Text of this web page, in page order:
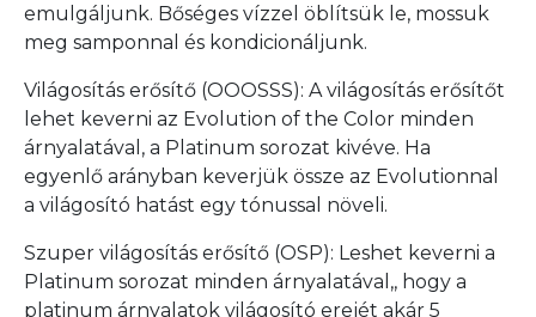
emulgáljunk. Bőséges vízzel öblítsük le, mossuk
meg samponnal és kondicionáljunk.
Világosítás erősítő (OOOSSS): A világosítás erősítőt
lehet keverni az Evolution of the Color minden
árnyalatával, a Platinum sorozat kivéve. Ha
egyenlő arányban keverjük össze az Evolutionnal
a világosító hatást egy tónussal növeli.
Szuper világosítás erősítő (OSP): Leshet keverni a
Platinum sorozat minden árnyalatával,, hogy a
platinum árnyalatok világosító erejét akár 5